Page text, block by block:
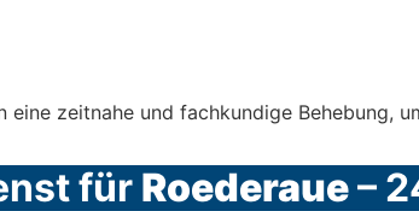
eine zeitnahe und fachkundige Behebung,
für Roederaue–